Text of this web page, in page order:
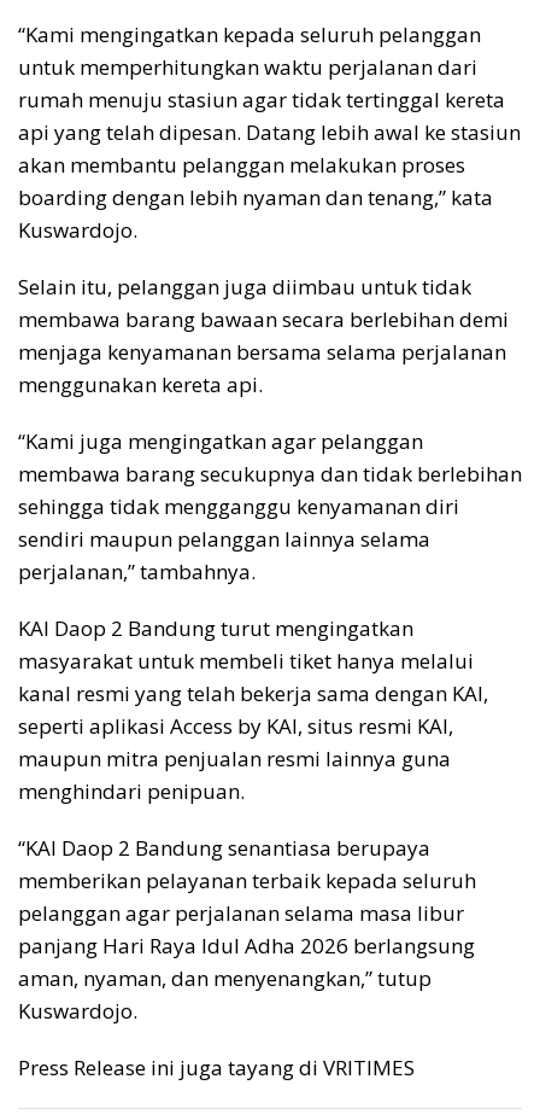
“Kami mengingatkan kepada seluruh pelanggan
untuk memperhitungkan waktu perjalanan dari
rumah menuju stasiun agar tidak tertinggal kereta
api yang telah dipesan. Datang lebih awal ke stasiun
akan membantu pelanggan melakukan proses
boarding dengan lebih nyaman dan tenang,” kata
Kuswardojo.
Selain itu, pelanggan juga diimbau untuk tidak
membawa barang bawaan secara berlebihan demi
menjaga kenyamanan bersama selama perjalanan
menggunakan kereta api.
“Kami juga mengingatkan agar pelanggan
membawa barang secukupnya dan tidak berlebihan
sehingga tidak mengganggu kenyamanan diri
sendiri maupun pelanggan lainnya selama
perjalanan,” tambahnya.
KAI Daop 2 Bandung turut mengingatkan
masyarakat untuk membeli tiket hanya melalui
kanal resmi yang telah bekerja sama dengan KAI,
seperti aplikasi Access by KAI, situs resmi KAI,
maupun mitra penjualan resmi lainnya guna
menghindari penipuan.
“KAI Daop 2 Bandung senantiasa berupaya
memberikan pelayanan terbaik kepada seluruh
pelanggan agar perjalanan selama masa libur
panjang Hari Raya Idul Adha 2026 berlangsung
aman, nyaman, dan menyenangkan,” tutup
Kuswardojo.
Press Release ini juga tayang di VRITIMES